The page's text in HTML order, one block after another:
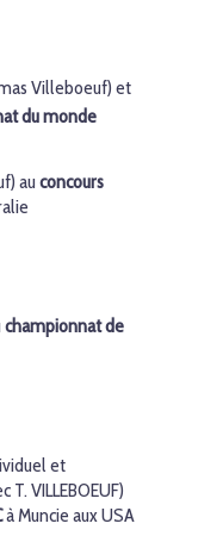
Villeboeuf) et
du monde
au concours
championnat de
et
T. VILLEBOEUF)
à Muncie aux USA